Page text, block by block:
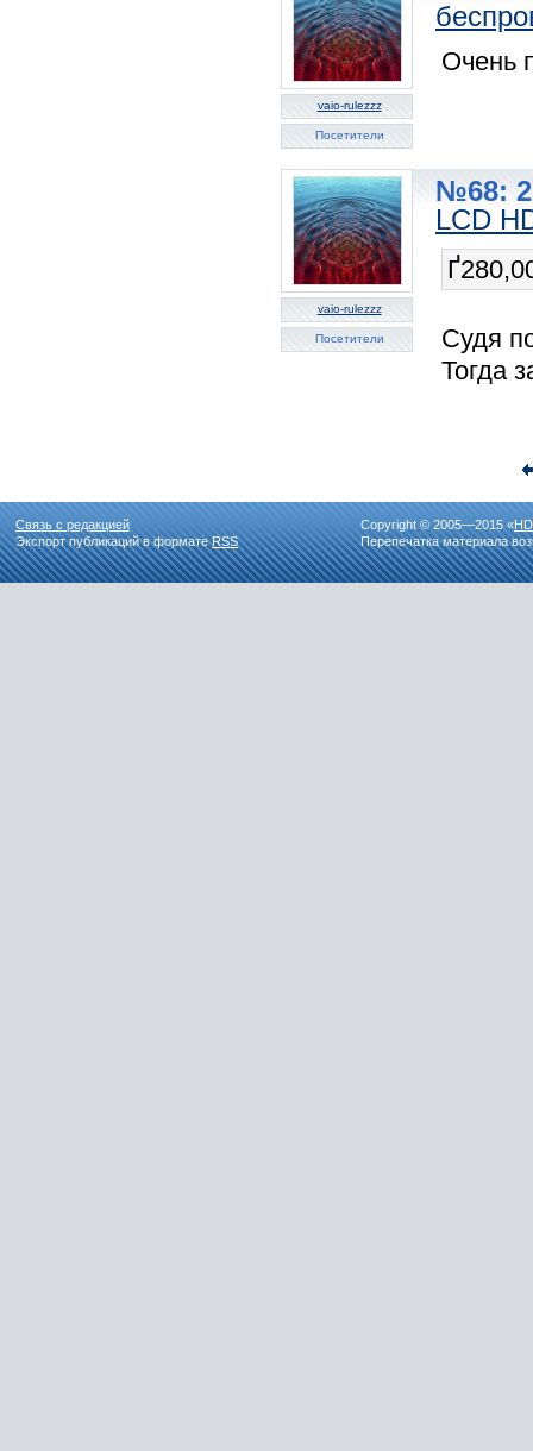
vaio-rulezzz
Посетители
Очень
vaio-rulezzz
Посетители
№68:
LCD
Судя
Тогда
Связь с редакцией
Экспорт публикаций в форматеRSS
Copyright © 2005—2015 «
Перепечатка материала